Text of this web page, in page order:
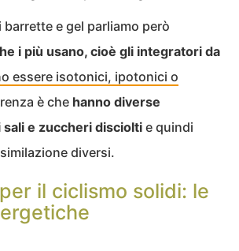
barrette e gel parliamo però
i più usano, cioè gli integratori da
essere isotonici, ipotonici o
è che hanno diverse
e zuccheri disciolti e quindi
diversi.
il ciclismo solidi: le